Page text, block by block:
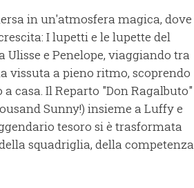
in un'atmosfera magica, dove
I lupetti e le lupette del
e Penelope, viaggiando tra
vissuta a pieno ritmo, scoprendo
casa. Il Reparto "Don Ragalbuto"
Sunny!) insieme a Luffy e
tesoro si è trasformata
squadriglia, della competenza